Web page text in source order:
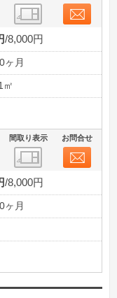
8,000円
ヶ月
㎡
間取り表示 お問合せ
8,000円
ヶ月